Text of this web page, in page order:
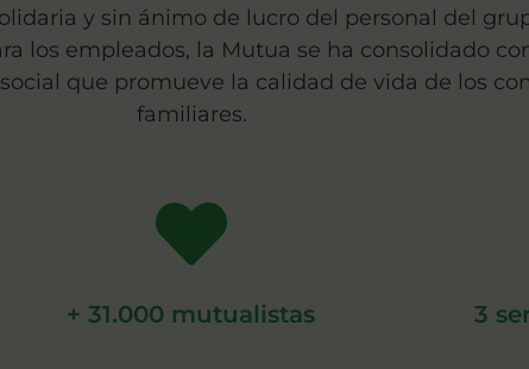
y sin ánimo de lucro del personal del
los empleados, la Mutua se ha consolidado
que promueve la calidad de vida de los
familiares.
+ 31.000 mutualistas 3